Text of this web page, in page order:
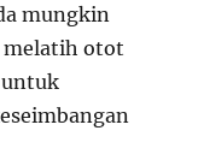
mungkin
melatih otot